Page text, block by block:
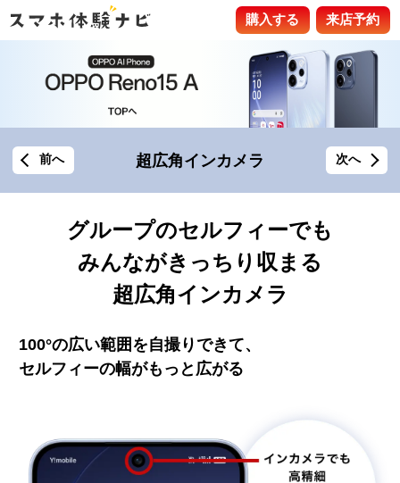
購入する 来店予約
超広⾓インカメラ 次へ
前へ
グループのセルフィーでも
みんながきっちり収まる
超広⾓インカメラ
100°の広い範囲を⾃撮りできて、
セルフィーの幅がもっと広がる